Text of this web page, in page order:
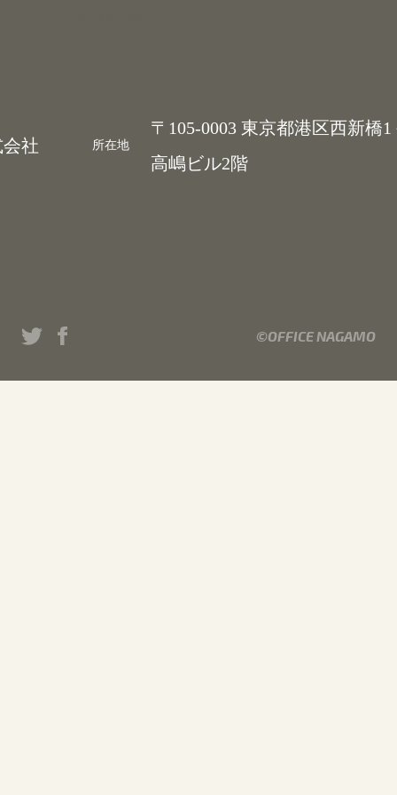
社 所在地
〒105-0003 東京都港区西新橋
高嶋ビル2階
©OFFICE NAGAMO